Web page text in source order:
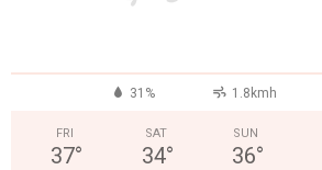
31% 1.8kmh
FRI
37°
SAT
34°
SUN
36°